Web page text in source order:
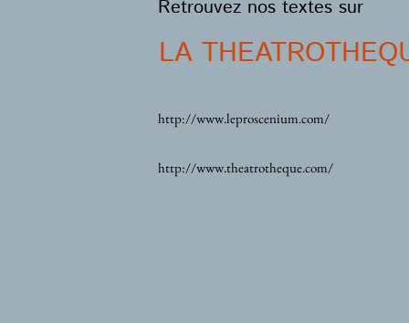
Retrouvez nos textes sur
LA
http://www.leproscenium.com/
http://www.theatrotheque.com/